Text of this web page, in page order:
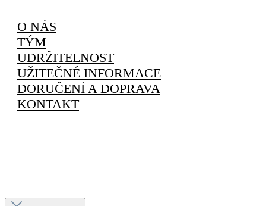
O NÁS
TÝM
UDRŽITELNOST
UŽITEČNÉ INFORMACE
DORUČENÍ A DOPRAVA
KONTAKT